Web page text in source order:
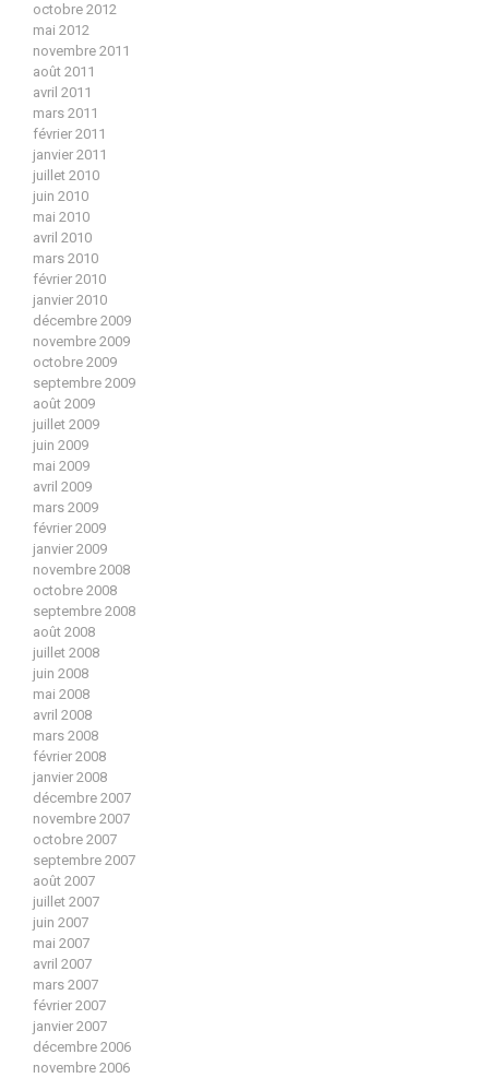
octobre 2012
mai 2012
novembre 2011
août 2011
avril 2011
mars 2011
février 2011
janvier 2011
juillet 2010
juin 2010
mai 2010
avril 2010
mars 2010
février 2010
janvier 2010
décembre 2009
novembre 2009
octobre 2009
septembre 2009
août 2009
juillet 2009
juin 2009
mai 2009
avril 2009
mars 2009
février 2009
janvier 2009
novembre 2008
octobre 2008
septembre 2008
août 2008
juillet 2008
juin 2008
mai 2008
avril 2008
mars 2008
février 2008
janvier 2008
décembre 2007
novembre 2007
octobre 2007
septembre 2007
août 2007
juillet 2007
juin 2007
mai 2007
avril 2007
mars 2007
février 2007
janvier 2007
décembre 2006
novembre 2006